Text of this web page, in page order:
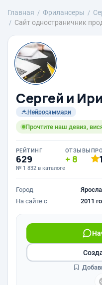
Главная Фрилансеры
Сайт одностраничник
Сергей и
Нейросаммари
Прочтите наш девиз,
РЕЙТИНГ
629
№ 1 832 в каталоге
ОТЗЫВЫ
8
Город
На сайте с
2011